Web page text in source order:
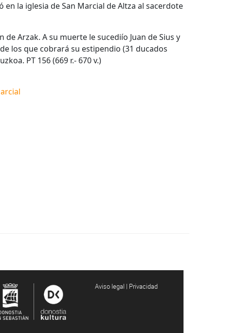
la iglesia de San Marcial de Altza al sacerdote
de Arzak. A su muerte le sucediío Juan de Sius y
los que cobrará su estipendio (31 ducados
PT 156 (669 r.- 670 v.)
Aviso legal | Privacidad